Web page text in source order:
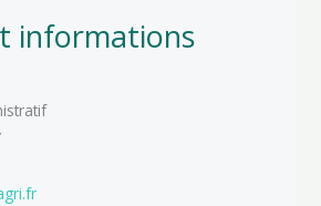
informations